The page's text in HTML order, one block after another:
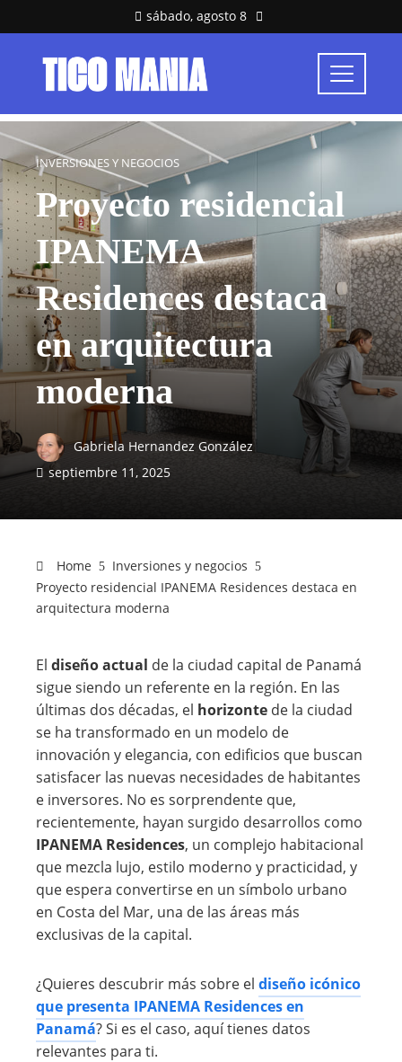
sábado, agosto 8
INVERSIONES Y NEGOCIOS
Proyecto residencial
IPANEMA
Residences destaca
en arquitectura
moderna
Gabriela Hernandez González
septiembre 11, 2025
Home
Inversiones y negocios
Proyecto residencial IPANEMA Residences destaca en
arquitectura moderna
El diseño actual de la ciudad capital de Panamá
sigue siendo un referente en la región. En las
últimas dos décadas, el horizonte de la ciudad
se ha transformado en un modelo de
innovación y elegancia, con edificios que buscan
satisfacer las nuevas necesidades de habitantes
e inversores. No es sorprendente que,
recientemente, hayan surgido desarrollos como
IPANEMA Residences, un complejo habitacional
que mezcla lujo, estilo moderno y practicidad, y
que espera convertirse en un símbolo urbano
en Costa del Mar, una de las áreas más
exclusivas de la capital.
¿Quieres descubrir más sobre el diseño icónico
que presenta IPANEMA Residences en
Panamá? Si es el caso, aquí tienes datos
relevantes para ti.